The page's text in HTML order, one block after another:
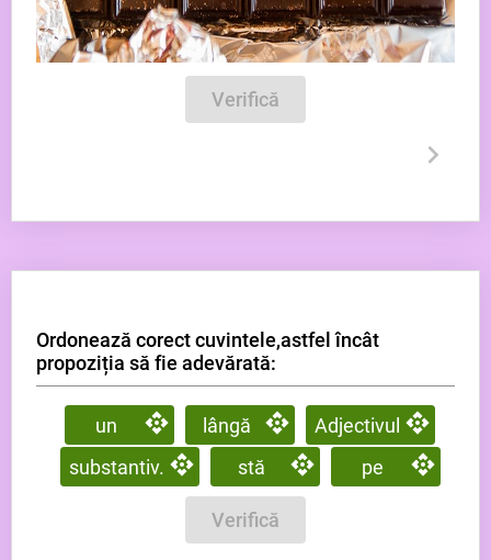
Verifică
Ordonează corect cuvintele,astfel încât
propoziția să fie adevărată:
un lângă
Adjectivul
substantiv.
stă pe
Verifică